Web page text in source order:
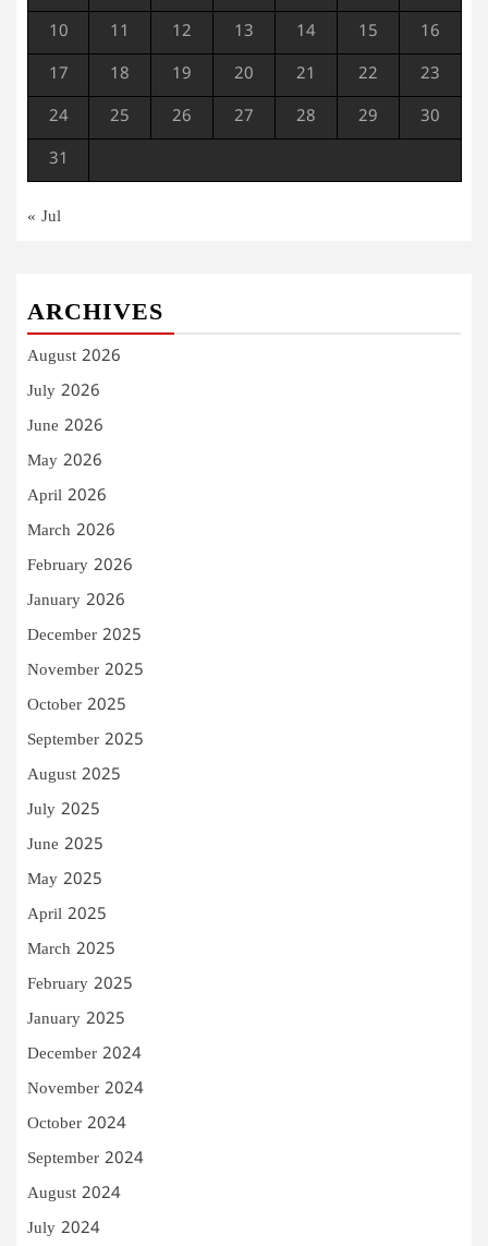
10 11 12 13 14 15 16
17 18 19 20 21 22 23
24 25 26 27 28 29 30
31
« Jul
ARCHIVES
August 2026
July 2026
June 2026
May 2026
April 2026
March 2026
February 2026
January 2026
December 2025
November 2025
October 2025
September 2025
August 2025
July 2025
June 2025
May 2025
April 2025
March 2025
February 2025
January 2025
December 2024
November 2024
October 2024
September 2024
August 2024
July 2024